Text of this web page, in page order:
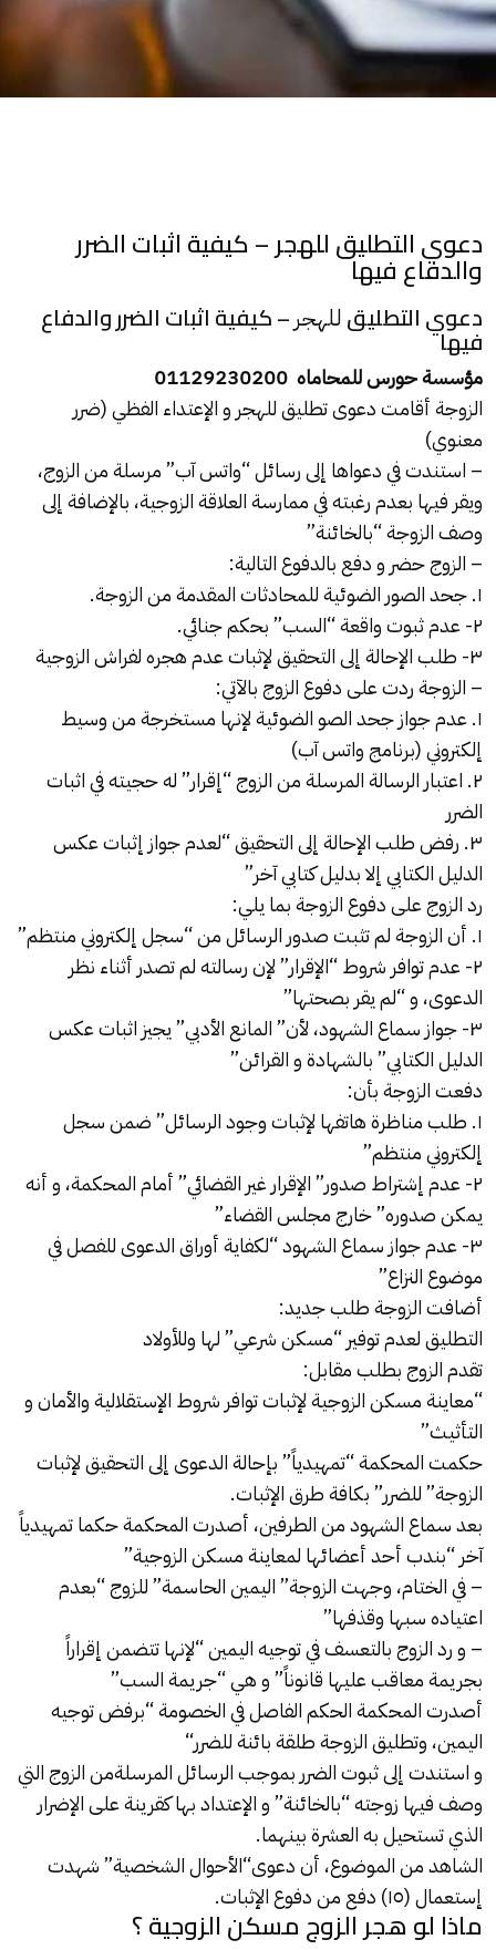
دعوي التطليق للهجر – كيفية اثبات الضرر
والدفاع فيها
دعوي التطليق للهجر – كيفية اثبات الضرر والدفاع
فيها
مؤسسة حورس للمحاماه 01129230200
الزوجة أقامت دعوى تطليق للهجر و الإعتداء الفظي (ضرر
معنوي)
– استندت في دعواها إلى رسائل “واتس آب” مرسلة من الزوج،
ويقر فيها بعدم رغبته في ممارسة العلاقة الزوجية، بالإضافة إلى
وصف الزوجة “بالخائنة”
– الزوج حضر و دفع بالدفوع التالية:
١. جحد الصور الضوئية للمحادثات المقدمة من الزوجة.
٢- عدم ثبوت واقعة “السب” بحكم جنائي.
٣- طلب الإحالة إلى التحقيق لإثبات عدم هجره لفراش الزوجية
– الزوجة ردت على دفوع الزوج بالآتي:
١. عدم جواز جحد الصو الضوئية لإنها مستخرجة من وسيط
إلكتروني (برنامج واتس آب)
٢. اعتبار الرسالة المرسلة من الزوج “إقرار” له حجيته في اثبات
الضرر
٣. رفض طلب الإحالة إلى التحقيق “لعدم جواز إثبات عكس
الدليل الكتابي إلا بدليل كتابي آخر”
رد الزوج على دفوع الزوجة بما يلي:
١. أن الزوجة لم تثبت صدور الرسائل من “سجل إلكتروني منتظم”
٢- عدم توافر شروط “الإقرار” لإن رسالته لم تصدر أثناء نظر
الدعوى، و “لم يقر بصحتها”
٣- جواز سماع الشهود، لأن” المانع الأدبي” يجيز اثبات عكس
الدليل الكتابي” بالشهادة و القرائن”
دفعت الزوجة بأن:
١. طلب مناظرة هاتفها لإثبات وجود الرسائل” ضمن سجل
إلكتروني منتظم”
٢- عدم إشتراط صدور” الإقرار غير القضائي” أمام المحكمة، و أنه
يمكن صدوره” خارج مجلس القضاء”
٣- عدم جواز سماع الشهود “لكفاية أوراق الدعوى للفصل في
موضوع النزاع”
أضافت الزوجة طلب جديد:
التطليق لعدم توفير “مسكن شرعي” لها وللأولاد
تقدم الزوج بطلب مقابل:
“معاينة مسكن الزوجية لإثبات توافر شروط الإستقلالية والأمان و
التأثيث”
حكمت المحكمة “تمهيدياً” بإحالة الدعوى إلى التحقيق لإثبات
الزوجة” للضرر” بكافة طرق الإثبات.
بعد سماع الشهود من الطرفين، أصدرت المحكمة حكما تمهيدياً
آخر “بندب أحد أعضائها لمعاينة مسكن الزوجية”
– في الختام، وجهت الزوجة” اليمين الحاسمة” للزوج “بعدم
اعتياده سبها وقذفها”
– و رد الزوج بالتعسف في توجيه اليمين “لإنها تتضمن إقراراً
بجريمة معاقب عليها قانوناً” و هي “جريمة السب”
أصدرت المحكمة الحكم الفاصل في الخصومة “برفض توجيه
اليمين، وتطليق الزوجة طلقة بائنةللضرر“
و استندت إلى ثبوت الضرر بموجب الرسائل المرسلةمن الزوج التي
وصف فيها زوجته “بالخائنة” و الإعتداد بها كقرينة على الإضرار
الذي تستحيل به العشرة بينهما.
الشاهد من الموضوع، أن دعوى“الأحوال الشخصية”شهدت
إستعمال (١٥) دفع من دفوع الإثبات.
ماذا لو هجر الزوج مسكن الزوجية ؟